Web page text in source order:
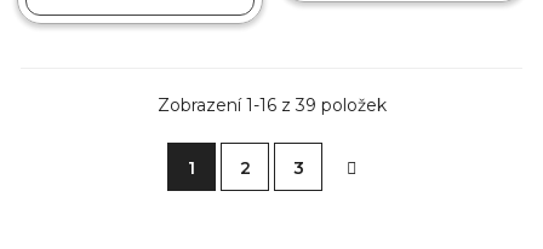
Zobrazení 1-16 z 39 položek
1 2 3